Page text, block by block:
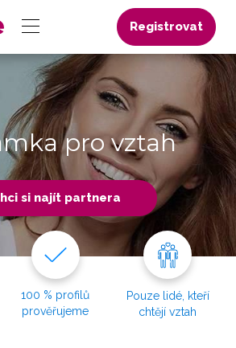
Registrovat
pro vztah
si najít partnera
100 % profilů
prověřujeme
Pouze lidé, kteří
chtějí vztah